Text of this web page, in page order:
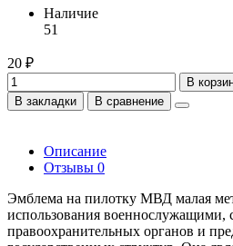
Наличие
51
20 ₽
В
В закладки
В сравнение
Описание
Отзывы 0
Эмблема на пилотку МВД малая
использования военнослужащими,
правоохранительных органов и